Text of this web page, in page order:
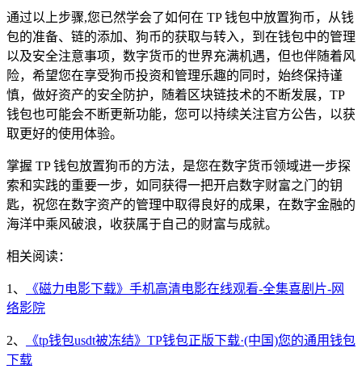
通过以上步骤,您已然学会了如何在 TP 钱包中放置狗币，从钱
包的准备、链的添加、狗币的获取与转入，到在钱包中的管理
以及安全注意事项，数字货币的世界充满机遇，但也伴随着风
险，希望您在享受狗币投资和管理乐趣的同时，始终保持谨
慎，做好资产的安全防护，随着区块链技术的不断发展，TP
钱包也可能会不断更新功能，您可以持续关注官方公告，以获
取更好的使用体验。
掌握 TP 钱包放置狗币的方法，是您在数字货币领域进一步探
索和实践的重要一步，如同获得一把开启数字财富之门的钥
匙，祝您在数字资产的管理中取得良好的成果，在数字金融的
海洋中乘风破浪，收获属于自己的财富与成就。
相关阅读：
1、
《磁力电影下载》手机高清电影在线观看-全集喜剧片-网
络影院
2、
《tp钱包usdt被冻结》TP钱包正版下载·(中国)您的通用钱包
下载